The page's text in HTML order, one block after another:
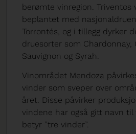
berømte vinregion. Triventos
beplantet med
Torrontés, og i tillegg dyrker
druesorter som Chardonnay,
Sauvignon og Syrah.
Vinområdet Mendoza
vinder som sveper over
året. Disse påvirker
vindene har også gitt navn
betyr ”tre vinder”.